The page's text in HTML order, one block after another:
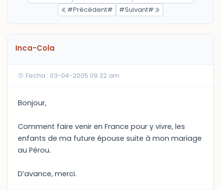
#Précédent#
#Suivant#
Inca-Cola
Fecha : 03-04-2005 09:32 am
Bonjour,
Comment faire venir en France pour y vivre, les
enfants de ma future épouse suite à mon mariage
au Pérou.
D’avance, merci.